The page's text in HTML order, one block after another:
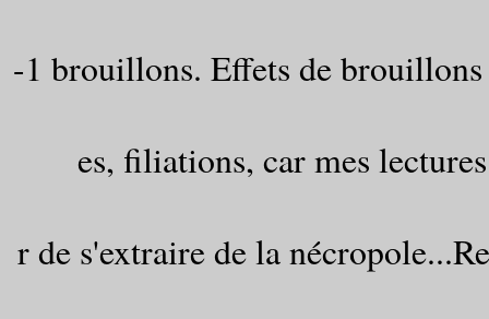
-1 brouillons. Effets de
es, filiations, car mes
r de s'extraire de la